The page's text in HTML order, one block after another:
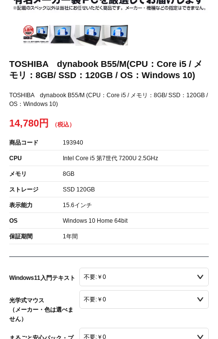
TOSHIBA dynabook B55/M(CPU：Core i5 / メ
モリ：8GB/ SSD：120GB / OS：Windows 10)
TOSHIBA dynabook B55/M (CPU：Core i5 / メモリ：8GB/ SSD：120GB /
OS：Windows 10)
14,780円
商品コード 193940
CPU Intel Core i5 第7世代 7200U 2.5GHz
メモリ 8GB
ストレージ SSD 120GB
表示能力 15.6インチ
OS Windows 10 Home 64bit
保証期間 1年間
Windows11入門テキスト
光学式マウス
（メーカー・色は選べま
せん）